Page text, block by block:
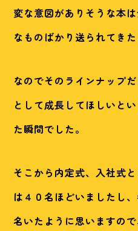
変な意図がありそうな本
なものばかり送られてき
なのでそのラインナップ
として成長してほしいと
た瞬間でした。
そこから内定式、入社式
は４０名ほどいましたし
名いたように思いますの